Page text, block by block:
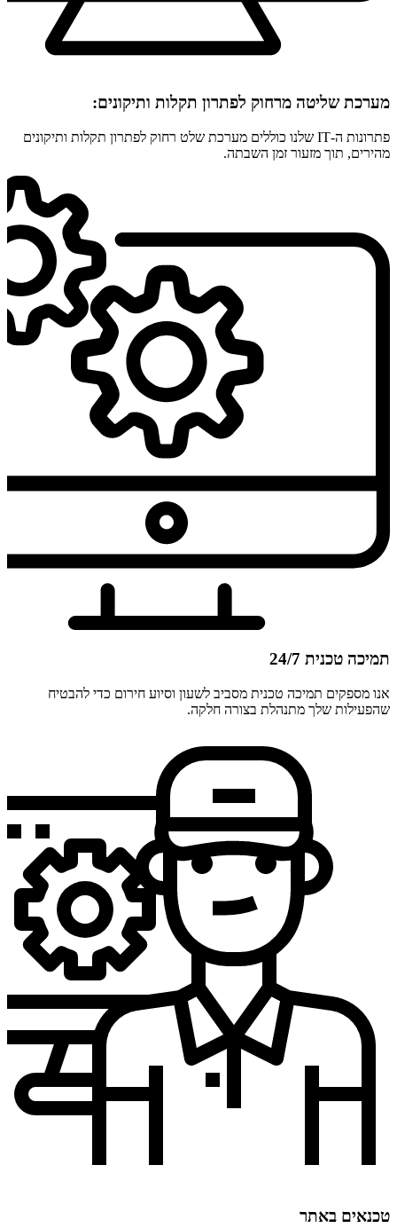
מערכת שליטה מרחוק לפתרון תקלות ותיקונים:
פתרונות ה-IT שלנו כוללים מערכת שלט רחוק לפתרון תקלות ותיקונים
מהירים, תוך מזעור זמן השבתה.
תמיכה טכנית 24/7
אנו מספקים תמיכה טכנית מסביב לשעון וסיוע חירום כדי להבטיח
שהפעילות שלך מתנהלת בצורה חלקה.
טכנאים באתר